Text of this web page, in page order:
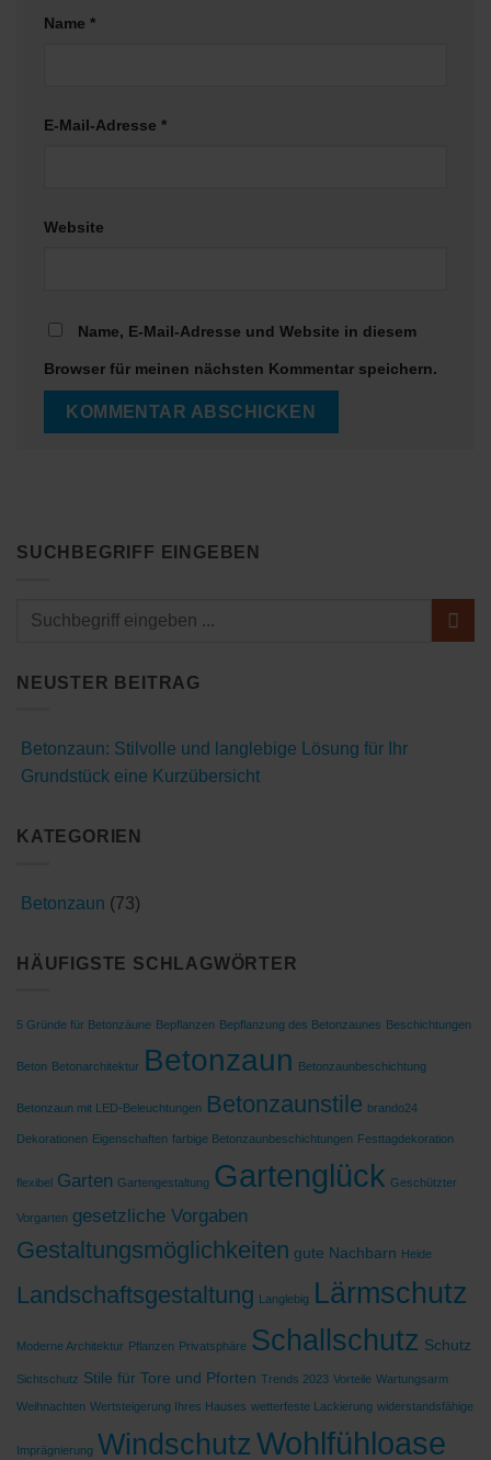
Name *
E-Mail-Adresse *
Website
Name, E-Mail-Adresse und Website in diesem
Browser für meinen nächsten Kommentar speichern.
SUCHBEGRIFF EINGEBEN
NEUSTER BEITRAG
Betonzaun: Stilvolle und langlebige Lösung für Ihr
Grundstück eine Kurzübersicht
KATEGORIEN
Betonzaun (73)
HÄUFIGSTE SCHLAGWÖRTER
5 Gründe für Betonzäune Bepflanzen Bepflanzung des Betonzaunes Beschichtungen
Beton Betonarchitektur Betonzaun Betonzaunbeschichtung
Betonzaun mit LED-Beleuchtungen Betonzaunstile brando24
Dekorationen Eigenschaften farbige Betonzaunbeschichtungen Festtagdekoration
flexibel Garten Gartengestaltung Gartenglück Geschützter
Vorgarten gesetzliche Vorgaben
Gestaltungsmöglichkeiten gute Nachbarn Heide
Landschaftsgestaltung Langlebig Lärmschutz
Moderne Architektur Pflanzen Privatsphäre Schallschutz Schutz
Sichtschutz Stile für Tore und Pforten Trends 2023 Vorteile Wartungsarm
Weihnachten Wertsteigerung Ihres Hauses wetterfeste Lackierung widerstandsfähige
Imprägnierung WindschutzWohlfühloase